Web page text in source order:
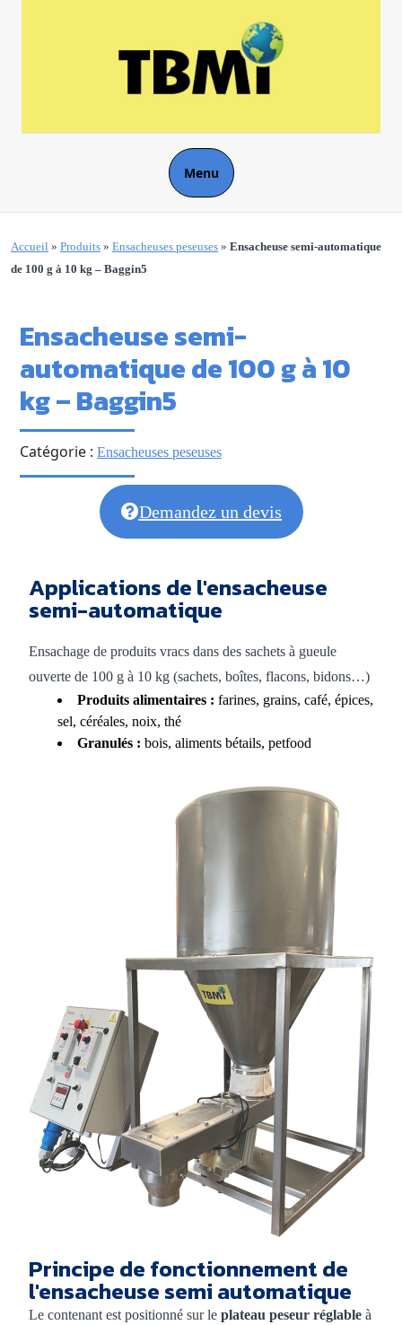
Menu
Accueil » Produits » Ensacheuses peseuses » Ensacheuse semi-automatique
de 100 g à 10 kg – Baggin5
Ensacheuse semi-
automatique de 100 g à 10
kg – Baggin5
Catégorie : Ensacheuses peseuses
Demandez un devis
Applications de l'ensacheuse
semi-automatique
Ensachage de produits vracs dans des sachets à gueule
ouverte de 100 g à 10 kg (sachets, boîtes, flacons, bidons…)
Produits alimentaires : farines, grains, café, épices,
sel, céréales, noix, thé
Granulés : bois, aliments bétails, petfood
Principe de fonctionnement de
l'ensacheuse semi automatique
Le contenant est positionné sur le plateau peseur réglable à